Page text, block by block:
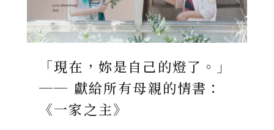
「現在，妳是自己的燈了。」
── 獻給所有母親的情書：
《一家之主》